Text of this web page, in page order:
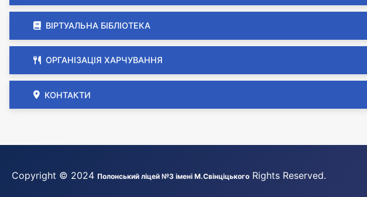
ВІРТУАЛЬНА БІБЛІОТЕКА
ОРГАНІЗАЦІЯ ХАРЧУВАННЯ
КОНТАКТИ
Copyright © 2024 Полонський ліцей №3 імені М.Свінціцького Rights Reserved.